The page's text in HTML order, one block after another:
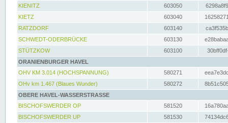
KIENITZ
603050
KIETZ
603040
RATZDORF
603140
SCHWEDT-ODERBRÜCKE
603130
STÜTZKOW
603100
ORANIENBURGER HAVEL
OHV KM 3.014 (HOCHSPANNUNG)
580271
OHv km 1.467 (Blaues Wunder)
580272
OBERE HAVEL-WASSERSTRASSE
BISCHOFSWERDER OP
581520
BISCHOFSWERDER UP
581530